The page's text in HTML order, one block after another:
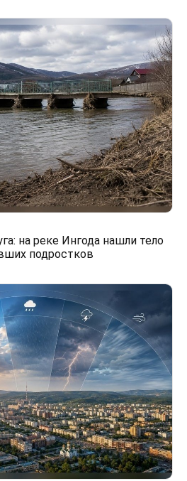
на реке Ингода нашли тело
подростков